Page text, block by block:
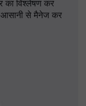
का विश्लेषण कर
से मैनेज कर